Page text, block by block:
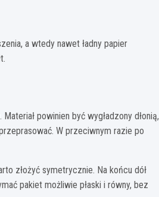
a wtedy nawet ładny papier
powinien być wygładzony dłonią,
W przeciwnym razie po
złożyć symetrycznie. Na końcu dół
pakiet możliwie płaski i równy, bez